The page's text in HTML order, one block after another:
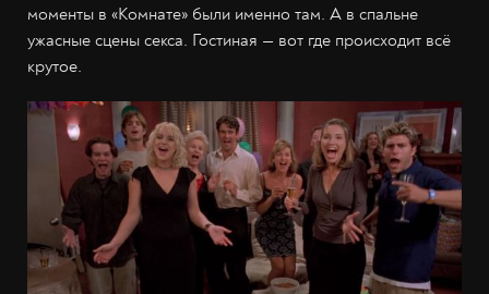
моменты в «Комнате» были именно там. А в спальне
ужасные сцены секса. Гостиная — вот где происходит всё
крутое.